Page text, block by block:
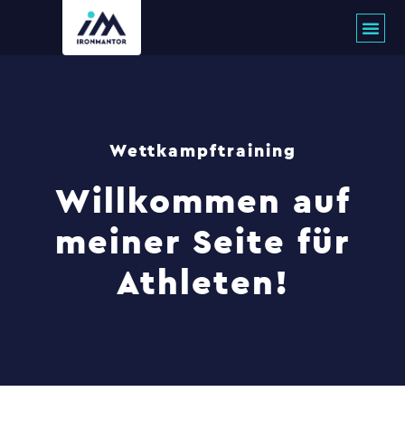
Wettkampftraining
Willkommen auf
meiner Seite für
Athleten!